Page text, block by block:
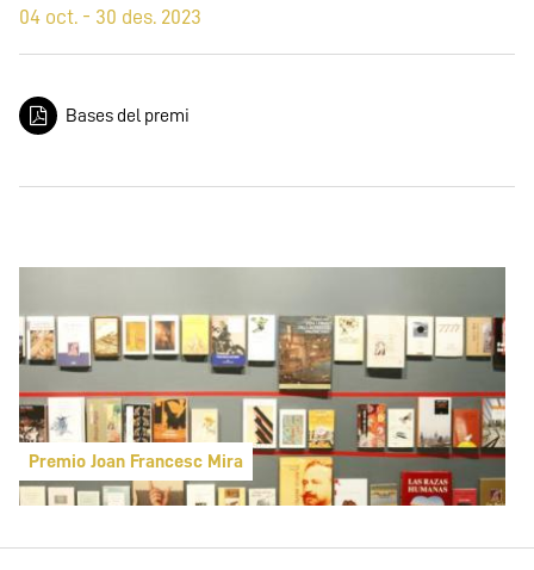
04 oct. - 30 des. 2023
Bases del premi
Premio Joan Francesc Mira